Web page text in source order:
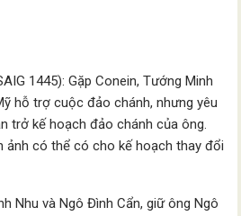
1445): Gặp Conein, Tướng Minh
hỗ trợ cuộc đảo chánh, nhưng yêu
trở kế hoạch đảo chánh của ông.
ảnh có thể có cho kế hoạch thay đổi
Nhu và Ngô Đình Cẩn, giữ ông Ngô